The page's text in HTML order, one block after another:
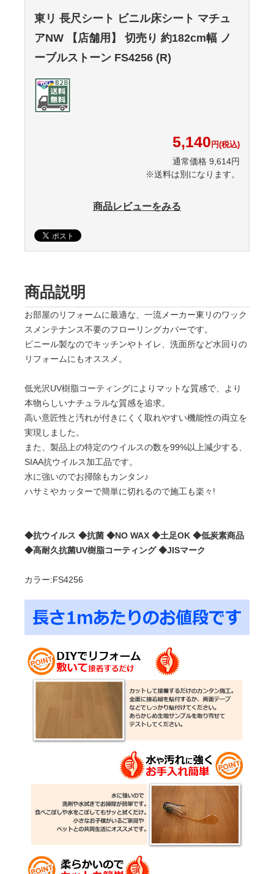
東リ 長尺シート ビニル床シート マチュ
アNW 【店舗用】 切売り 約182cm幅 ノ
ーブルストーン FS4256 (R)
5,140 円(税込)
通常価格 9,614円
※送料は別になります。
商品レビューをみる
商品説明
お部屋のリフォームに最適な、一流メーカー東リのワック
スメンテナンス不要のフローリングカバーです。
ビニール製なのでキッチンやトイレ、洗面所など水回りの
リフォームにもオススメ。
低光沢UV樹脂コーティングによりマットな質感で、より
本物らしいナチュラルな質感を追求。
高い意匠性と汚れが付きにくく取れやすい機能性の両立を
実現しました。
また、製品上の特定のウイルスの数を99%以上減少する、
SIAA抗ウイルス加工品です。
水に強いのでお掃除もカンタン♪
ハサミやカッターで簡単に切れるので施工も楽々!
◆抗ウイルス ◆抗菌 ◆NO WAX ◆土足OK ◆低炭素商品
◆高耐久抗菌UV樹脂コーティング ◆JISマーク
カラー:FS4256